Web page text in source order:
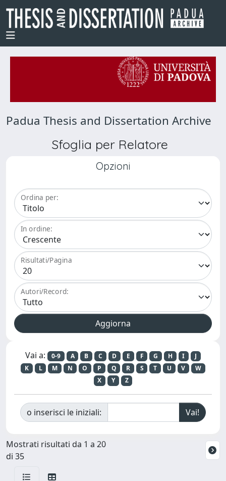
Padua Thesis and Dissertation Archive
Sfoglia per Relatore
Opzioni
Ordina per:
In ordine:
Risultati/Pagina
Autori/Record:
Vai a: 0-9 A B C D E F G H I
J
K
L M N O P Q R S T U V
W
X
Y Z
o inserisci le iniziali:
Mostrati risultati da 1 a 20
di 35